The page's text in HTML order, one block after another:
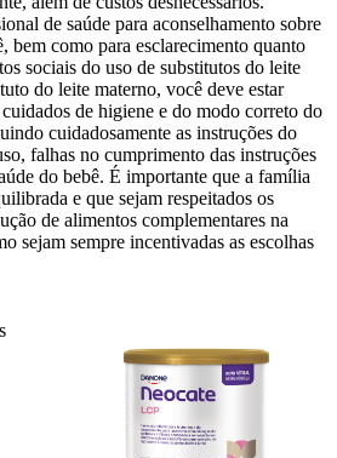
de saúde para aconselhamento sobre
bem como para esclarecimento quanto
sociais do uso de substitutos do leite
do leite materno, você deve estar
de higiene e do modo correto do
cuidadosamente as instruções do
falhas no cumprimento das instruções
do bebê. É importante que a família
e que sejam respeitados os
de alimentos complementares na
sejam sempre incentivadas as escolhas